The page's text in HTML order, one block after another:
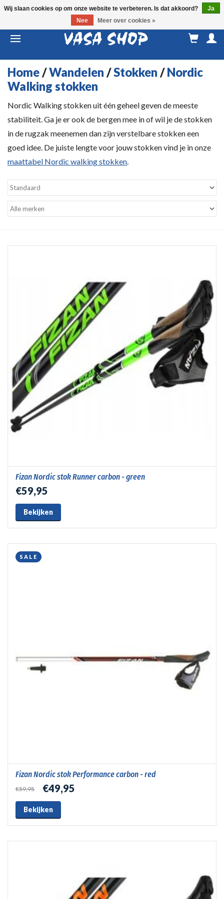
Home/Wandelen /Stokken /Nordic
Walking stokken
Nordic Walking stokken uit één geheel geven de meeste
stabiliteit. Ga je er ook de bergen mee in of wil je de stokken
in de rugzak meenemen dan zijn verstelbare stokken een
goed idee. De juiste lengte voor jouw stokken vind je in onze
maattabel Nordic walking stokken.
Fizan Nordic stok Runner carbon - green
€59,95
Bekijken
SALE
Fizan Nordic stok Performance carbon - red
€59,95 €49,95
Bekijken
Wij slaan cookies op om onze website te verbeteren. Is dat akkoord?
Ja
Nee
Meer over cookies »